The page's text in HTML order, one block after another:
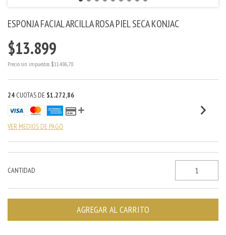
ESPONJA FACIAL ARCILLA ROSA PIEL SECA KONJAC
$13.899
Precio sin impuestos $11.486,78
24 CUOTAS DE $1.272,86
VER MEDIOS DE PAGO
CANTIDAD